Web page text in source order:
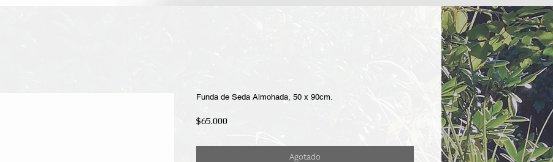
Funda de Seda Almohada, 50 x 90cm.
$65.000Precio
Agotado